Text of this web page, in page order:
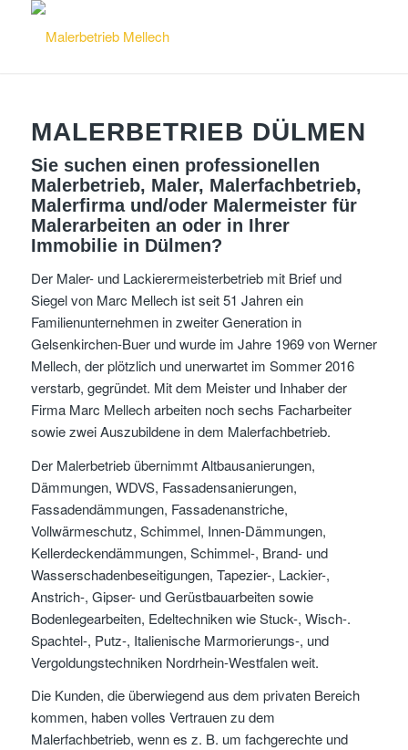
MALERBETRIEB DÜLMEN
Sie suchen einen professionellen
Malerbetrieb, Maler, Malerfachbetrieb,
Malerfirma und/oder Malermeister für
Malerarbeiten an oder in Ihrer
Immobilie in Dülmen?
Der Maler- und Lackierermeisterbetrieb mit Brief und
Siegel von Marc Mellech ist seit 51 Jahren ein
Familienunternehmen in zweiter Generation in
Gelsenkirchen-Buer und wurde im Jahre 1969 von Werner
Mellech, der plötzlich und unerwartet im Sommer 2016
verstarb, gegründet. Mit dem Meister und Inhaber der
Firma Marc Mellech arbeiten noch sechs Facharbeiter
sowie zwei Auszubildene in dem Malerfachbetrieb.
Der Malerbetrieb übernimmt Altbausanierungen,
Dämmungen, WDVS, Fassadensanierungen,
Fassadendämmungen, Fassadenanstriche,
Vollwärmeschutz, Schimmel, Innen-Dämmungen,
Kellerdeckendämmungen, Schimmel-, Brand- und
Wasserschadenbeseitigungen, Tapezier-, Lackier-,
Anstrich-, Gipser- und Gerüstbauarbeiten sowie
Bodenlegearbeiten, Edeltechniken wie Stuck-, Wisch-.
Spachtel-, Putz-, Italienische Marmorierungs-, und
Vergoldungstechniken Nordrhein-Westfalen weit.
Die Kunden, die überwiegend aus dem privaten Bereich
kommen, haben volles Vertrauen zu dem
Malerfachbetrieb, wenn es z. B. um fachgerechte und